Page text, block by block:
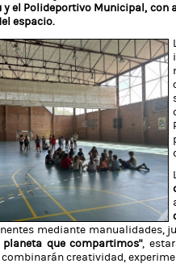
y el Polideportivo Municipal,
espacio.
mediante manualidades,
planeta que compartimos”,
creatividad,